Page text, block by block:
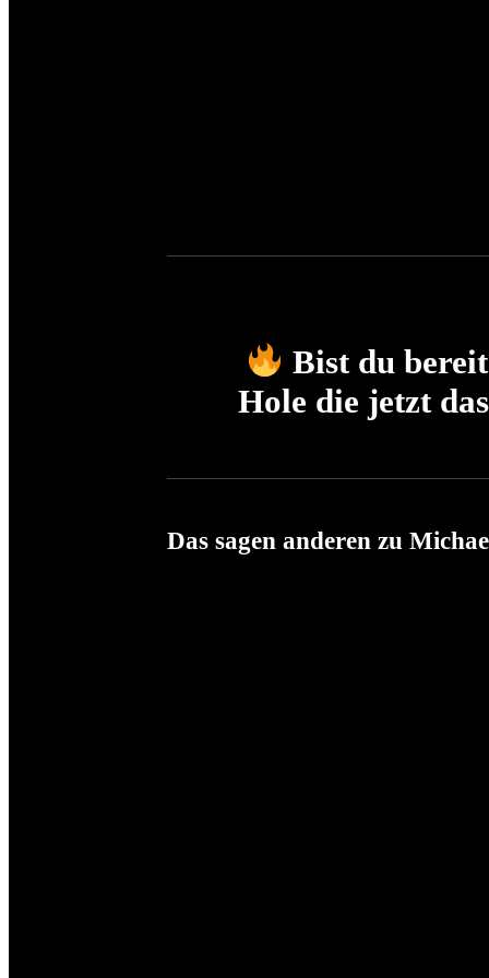
Bist du
Hole die jetzt
Das sagen anderen zu